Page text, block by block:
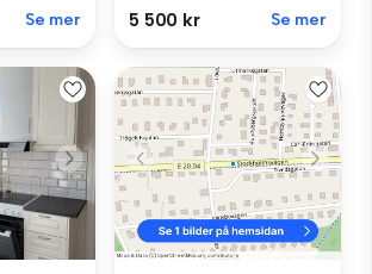
Se mer 5 500 kr Se mer